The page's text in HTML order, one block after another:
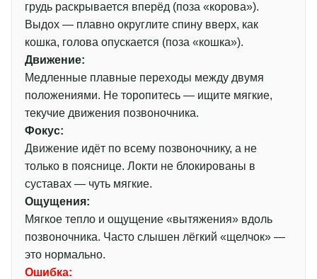
грудь раскрывается вперёд (поза «корова»).
Выдох — плавно округлите спину вверх, как
кошка, голова опускается (поза «кошка»).
Движение:
Медленные плавные переходы между двумя
положениями. Не торопитесь — ищите мягкие,
текучие движения позвоночника.
Фокус:
Движение идёт по всему позвоночнику, а не
только в пояснице. Локти не блокированы в
суставах — чуть мягкие.
Ощущения:
Мягкое тепло и ощущение «вытяжения» вдоль
позвоночника. Часто слышен лёгкий «щелчок» —
это нормально.
Ошибка: